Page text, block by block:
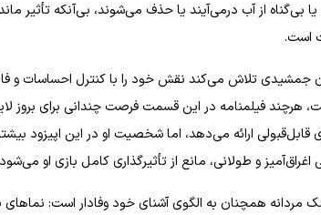
بی‌گناه از آب درمی‌آیند یا حذف می‌شوند، بی‌آنکه تأثیر
است.
جمشیدی تلاش می‌کند نقش خود را با کنترل احساسات
هرچند فیلمنامه در این قسمت فرصت چندانی برای
ارائه می‌دهد، اما شخصیت او در این اپیزود
اغراق‌آمیز و طولانی، مانع از تأثیرگذاری کامل بازی او
مردانه همچنان به الگوی آشنای خود وفادار است: